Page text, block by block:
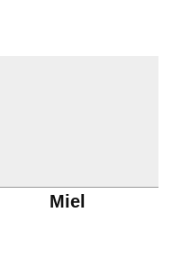
Miel